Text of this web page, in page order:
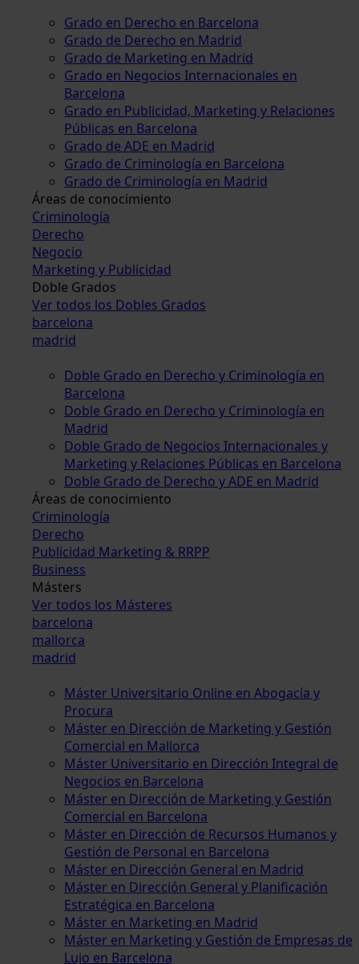
Grado en Derecho en Barcelona
Grado de Derecho en Madrid
Grado de Marketing en Madrid
Grado en Negocios Internacionales en
Barcelona
Grado en Publicidad, Marketing y Relaciones
Públicas en Barcelona
Grado de ADE en Madrid
Grado de Criminología en Barcelona
Grado de Criminología en Madrid
Áreas de conocimiento
Criminología
Derecho
Negocio
Marketing y Publicidad
Doble Grados
Ver todos los Dobles Grados
barcelona
madrid
Doble Grado en Derecho y Criminología en
Barcelona
Doble Grado en Derecho y Criminología en
Madrid
Doble Grado de Negocios Internacionales y
Marketing y Relaciones Públicas en Barcelona
Doble Grado de Derecho y ADE en Madrid
Áreas de conocimiento
Criminología
Derecho
Publicidad Marketing & RRPP
Business
Másters
Ver todos los Másteres
barcelona
mallorca
madrid
Máster Universitario Online en Abogacía y
Procura
Máster en Dirección de Marketing y Gestión
Comercial en Mallorca
Máster Universitario en Dirección Integral de
Negocios en Barcelona
Máster en Dirección de Marketing y Gestión
Comercial en Barcelona
Máster en Dirección de Recursos Humanos y
Gestión de Personal en Barcelona
Máster en Dirección General en Madrid
Máster en Dirección General y Planificación
Estratégica en Barcelona
Máster en Marketing en Madrid
Máster en Marketing y Gestión de Empresas de
Lujo en Barcelona